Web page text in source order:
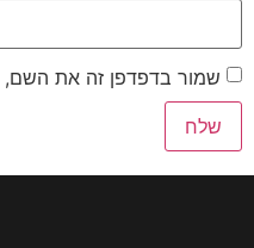
שמור בדפדפן זה את השם,